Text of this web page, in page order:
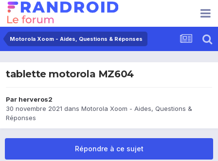
Motorola Xoom - Aides, Questions & Réponses
tablette motorola MZ604
Par herveros2
30 novembre 2021 dans Motorola Xoom - Aides, Questions &
Réponses
Répondre à ce sujet